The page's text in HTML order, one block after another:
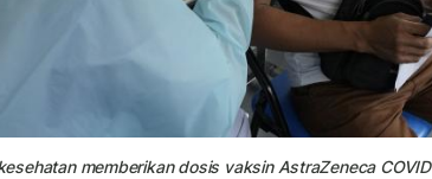
memberikan dosis vaksin AstraZeneca